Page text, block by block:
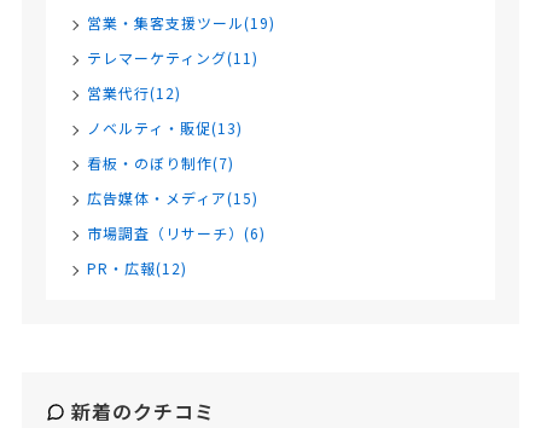
営業・集客支援ツール(19)
テレマーケティング(11)
営業代行(12)
ノベルティ・販促(13)
看板・のぼり制作(7)
広告媒体・メディア(15)
市場調査（リサーチ）(6)
PR・広報(12)
新着のクチコミ